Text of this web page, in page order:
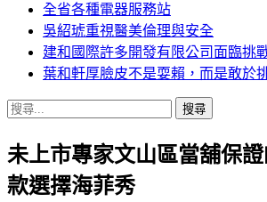
主
要
內
容
全省各種電器服務站
吳紹琥重視醫美倫理與安全
建和國際許多開發有限公司面臨挑
葉和軒厚臉皮不是耍賴，而是敢於
搜
關
鍵
字:
未上市專家文山區當舖保
款選擇海菲秀